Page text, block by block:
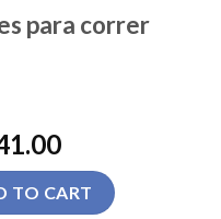
para correr
correr quantity
TO CART